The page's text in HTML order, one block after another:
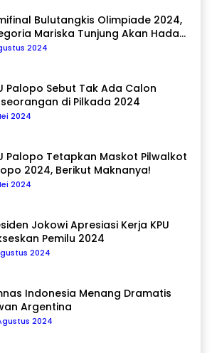
Bulutangkis Olimpiade 2024,
Mariska Tunjung Akan Hadapi
Asal Korea Selatan
2024
Palopo Sebut Tak Ada Calon
di Pilkada 2024
2024
Palopo Tetapkan Maskot Pilwalkot
2024, Berikut Maknanya!
2024
Jokowi Apresiasi Kerja KPU
Pemilu 2024
2024
Indonesia Menang Dramatis
Argentina
2024